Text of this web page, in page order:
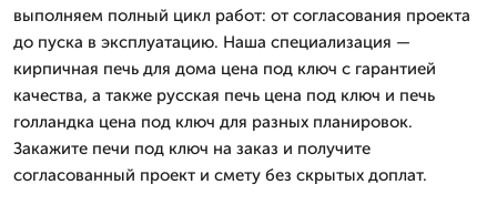
выполняем полный цикл работ: от согласования проекта
до пуска в эксплуатацию. Наша специализация —
кирпичная печь для дома цена под ключ с гарантией
качества, а также русская печь цена под ключ и печь
голландка цена под ключ для разных планировок.
Закажите печи под ключ на заказ и получите
согласованный проект и смету без скрытых доплат.